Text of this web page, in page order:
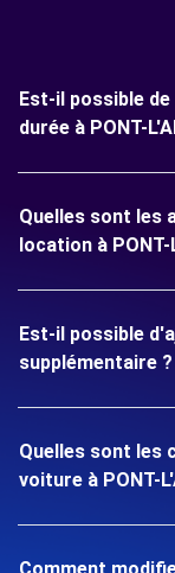
Est-il possible
durée à PONT-
Quelles sont les
location à PONT-
Est-il possible
supplémentaire ?
Quelles sont les
voiture à PONT-